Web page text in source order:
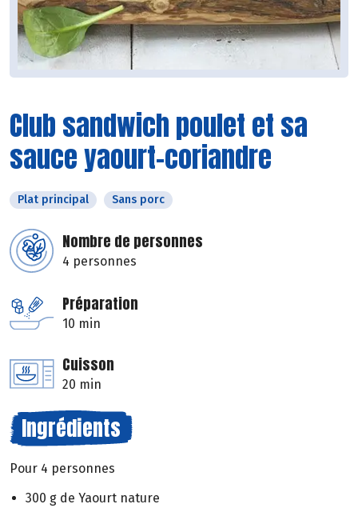
Club sandwich poulet et sa
sauce yaourt-coriandre
Plat principal Sans porc
Nombre de personnes
4 personnes
Préparation
10 min
Cuisson
20 min
Ingrédients
Pour 4 personnes
300 g de Yaourt nature